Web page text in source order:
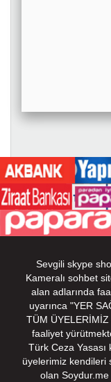
Sevgili skype
Kameralı sohbet
alan adlarında
uyarınca "YER
TÜM ÜYELERİMİZ
faaliyet
Türk Ceza Yasası
üyelerimiz kendileri
olan Soydur.me